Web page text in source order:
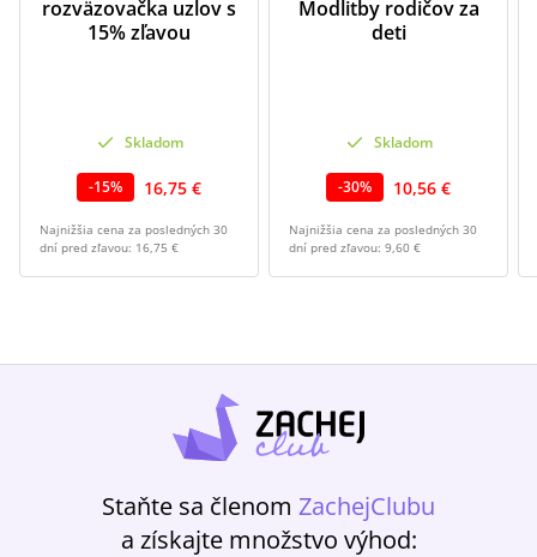
rozväzovačka uzlov s
15% zľavou
Skladom
-15% 16,75 €
Najnižšia cena za posledných 30
dní pred zľavou: 16,75 €
Modlitby rodičov za
deti
Skladom
-30% 10,56 €
Najnižšia cena za posledných 30
dní pred zľavou: 9,60 €
Staňte sa členom ZachejClubu
a získajte množstvo výhod: